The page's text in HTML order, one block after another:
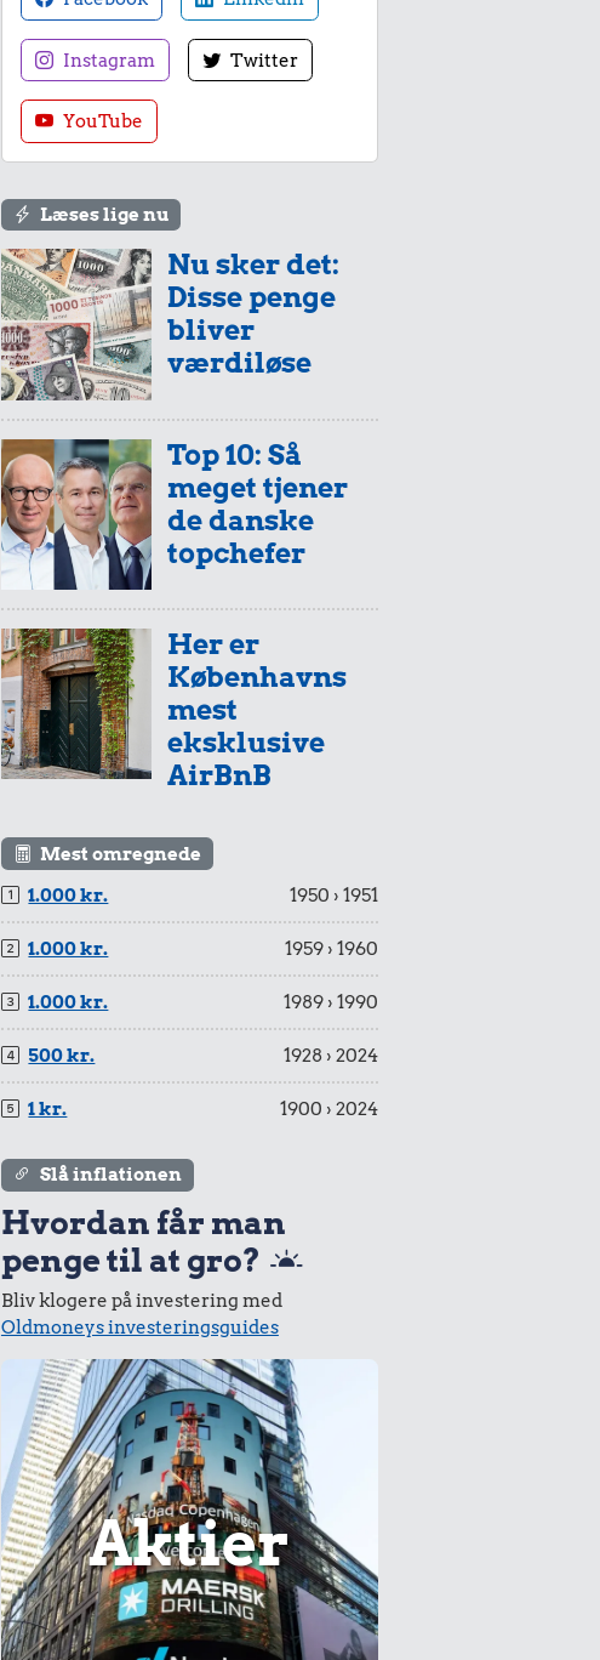
Instagram Twitter
YouTube
Læses lige nu
Nu sker det:
Disse penge
bliver
værdiløse
Top 10: Så
meget tjener
de danske
topchefer
Her er
Københavns
mest
eksklusive
AirBnB
Mest omregnede
1.000 kr.
1950 › 1951
1.000 kr. 1959 › 1960
1.000 kr. 1989 › 1990
500 kr. 1928 › 2024
1 kr. 1900 › 2024
Slå inflationen
Hvordan får man
penge til at gro?
Bliv klogere på investering med
Oldmoneys investeringsguides
Aktier